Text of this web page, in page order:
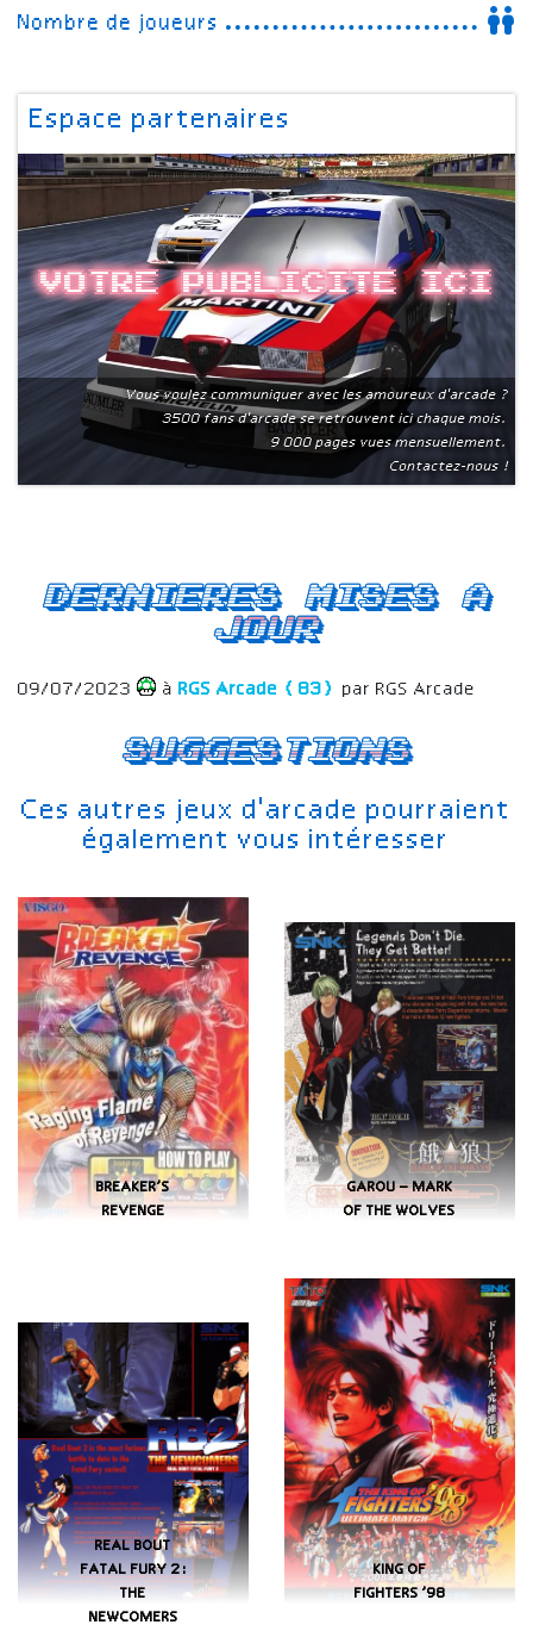
Nombre de joueurs
Espace partenaires
Votre publicite ici
Vous voulez communiquer avec les amoureux d'arcade ?
3500 fans d'arcade se retrouvent ici chaque mois.
9 000 pages vues mensuellement.
Contactez-nous !
Suggestions
Ces autres jeux d'arcade pourraient
également vous intéresser
BREAKER’S
REVENGE
GAROU – MARK
OF THE WOLVES
REAL BOUT
FATAL FURY 2:
THE
NEWCOMERS
KING OF
FIGHTERS ’98
Dernieres mises a
jour
09/07/2023 à RGS Arcade (83) par RGS Arcade